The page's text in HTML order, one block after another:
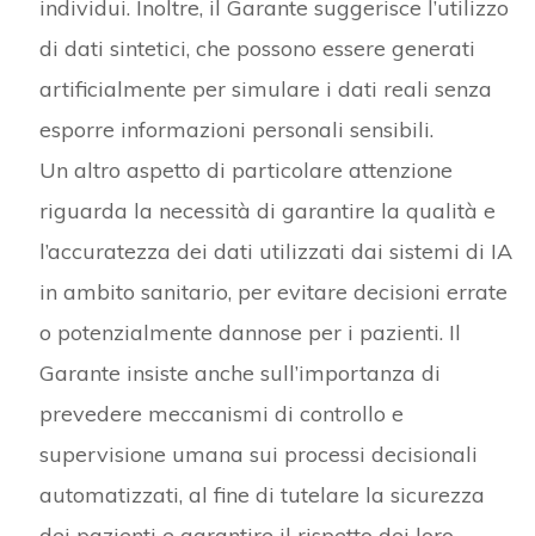
individui. Inoltre, il Garante suggerisce l’utilizzo
di dati sintetici, che possono essere generati
artificialmente per simulare i dati reali senza
esporre informazioni personali sensibili.
Un altro aspetto di particolare attenzione
riguarda la necessità di garantire la qualità e
l’accuratezza dei dati utilizzati dai sistemi di IA
in ambito sanitario, per evitare decisioni errate
o potenzialmente dannose per i pazienti. Il
Garante insiste anche sull’importanza di
prevedere meccanismi di controllo e
supervisione umana sui processi decisionali
automatizzati, al fine di tutelare la sicurezza